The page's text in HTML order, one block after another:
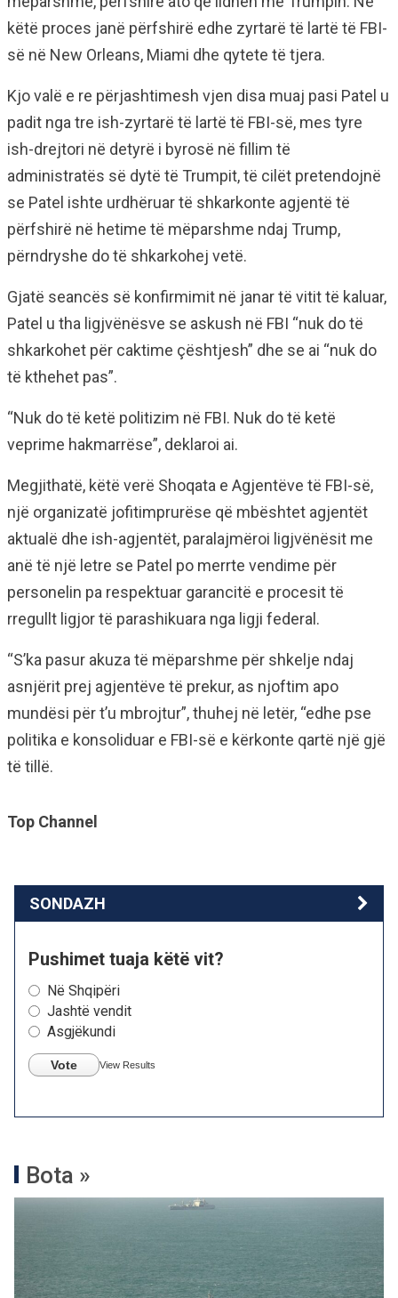
këtë proces janë përfshirë edhe zyrtarë të lartë të FBI-
së në New Orleans, Miami dhe qytete të tjera.
Kjo valë e re përjashtimesh vjen disa muaj pasi Patel u
padit nga tre ish-zyrtarë të lartë të FBI-së, mes tyre
ish-drejtori në detyrë i byrosë në fillim të
administratës së dytë të Trumpit, të cilët pretendojnë
se Patel ishte urdhëruar të shkarkonte agjentë të
përfshirë në hetime të mëparshme ndaj Trump,
përndryshe do të shkarkohej vetë.
Gjatë seancës së konfirmimit në janar të vitit të kaluar,
Patel u tha ligjvënësve se askush në FBI “nuk do të
shkarkohet për caktime çështjesh” dhe se ai “nuk do
të kthehet pas”.
“Nuk do të ketë politizim në FBI. Nuk do të ketë
veprime hakmarrëse”, deklaroi ai.
Megjithatë, këtë verë Shoqata e Agjentëve të FBI-së,
një organizatë jofitimprurëse që mbështet agjentët
aktualë dhe ish-agjentët, paralajmëroi ligjvënësit me
anë të një letre se Patel po merrte vendime për
personelin pa respektuar garancitë e procesit të
rregullt ligjor të parashikuara nga ligji federal.
“S’ka pasur akuza të mëparshme për shkelje ndaj
asnjërit prej agjentëve të prekur, as njoftim apo
mundësi për t’u mbrojtur”, thuhej në letër, “edhe pse
politika e konsoliduar e FBI-së e kërkonte qartë një gjë
të tillë.
Top Channel
SONDAZH
Pushimet tuaja këtë vit?
Në Shqipëri
Jashtë vendit
Asgjëkundi
Vote View Results
Bota »